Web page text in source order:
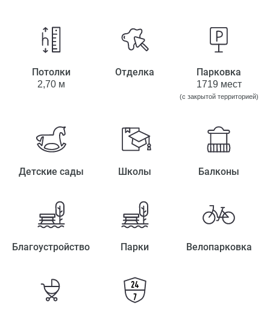
Потолки
2,70 м
Отделка Парковка
1719 мест
(с закрытой территорией)
Детские сады Школы Балконы
Благоустройство Парки Велопарковка